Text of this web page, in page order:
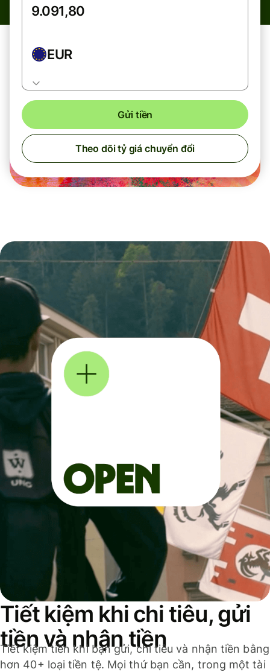
EUR
Gửi tiền
Theo dõi tỷ giá chuyển đổi
Tiết kiệm khi chi tiêu, gửi
tiền và nhận tiền
Tiết kiệm tiền khi bạn gửi, chi tiêu và nhận tiền bằng
hơn 40+ loại tiền tệ. Mọi thứ bạn cần, trong một tài